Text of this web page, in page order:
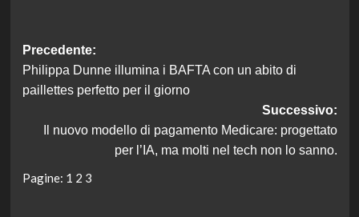
Navigazione
articolo
Precedente:
Philippa Dunne illumina i BAFTA con un abito di
paillettes perfetto per il giorno
Successivo:
Il nuovo modello di pagamento Medicare: progettato
per l’IA, ma molti nel tech non lo sanno.
Pagine: 1 2 3